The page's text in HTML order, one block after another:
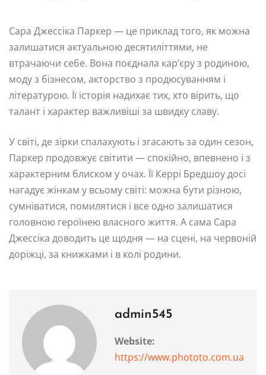
Сара Джессіка Паркер — це приклад того, як можна
залишатися актуальною десятиліттями, не
втрачаючи себе. Вона поєднала кар’єру з родиною,
моду з бізнесом, акторство з продюсуванням і
літературою. Її історія надихає тих, хто вірить, що
талант і характер важливіші за швидку славу.
У світі, де зірки спалахують і згасають за один сезон,
Паркер продовжує світити — спокійно, впевнено і з
характерним блиском у очах. Її Керрі Бредшоу досі
нагадує жінкам у всьому світі: можна бути різною,
сумніватися, помилятися і все одно залишатися
головною героїнею власного життя. А сама Сара
Джессіка доводить це щодня — на сцені, на червоній
доріжці, за книжками і в колі родини.
admin545
Website:
https://www.phototo.com.ua